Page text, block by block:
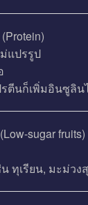
แปรรูป
ตีนก็เพิ่มอินซูลิน
sugar fruits)
ทุเรียน, มะม่วง